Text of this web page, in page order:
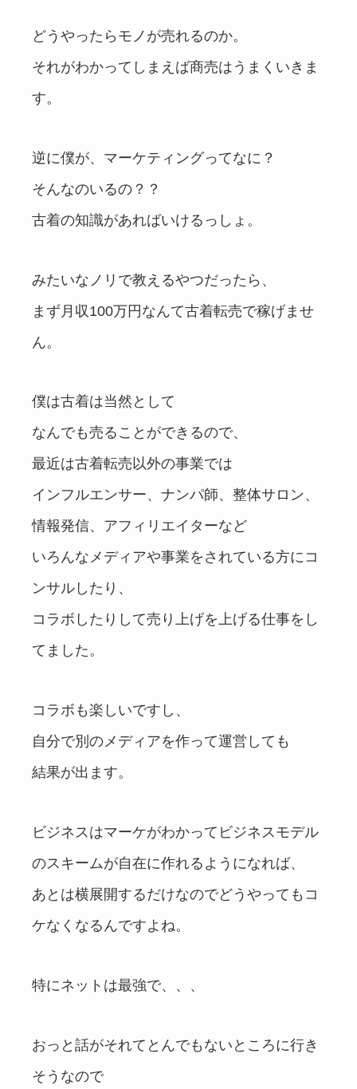
どうやったらモノが売れるのか。
それがわかってしまえば商売はうまくいきま
す。
逆に僕が、マーケティングってなに？
そんなのいるの？？
古着の知識があればいけるっしょ。
みたいなノリで教えるやつだったら、
まず月収100万円なんて古着転売で稼げませ
ん。
僕は古着は当然として
なんでも売ることができるので、
最近は古着転売以外の事業では
インフルエンサー、ナンパ師、整体サロン、
情報発信、アフィリエイターなど
いろんなメディアや事業をされている方にコ
ンサルしたり、
コラボしたりして売り上げを上げる仕事をし
てました。
コラボも楽しいですし、
自分で別のメディアを作って運営しても
結果が出ます。
ビジネスはマーケがわかってビジネスモデル
のスキームが自在に作れるようになれば、
あとは横展開するだけなのでどうやってもコ
ケなくなるんですよね。
特にネットは最強で、、、
おっと話がそれてとんでもないところに行き
そうなので